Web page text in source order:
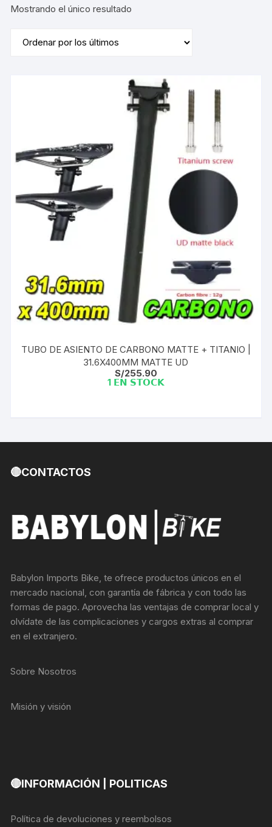
Mostrando el único resultado
TUBO DE ASIENTO DE CARBONO MATTE + TITANIO |
31.6X400MM MATTE UD
S/255.90
1 𝗘𝗡 𝗦𝗧𝗢𝗖𝗞
🔴CONTACTOS
Babylon Imports Bike, te ofrece productos únicos en el
mercado nacional, con garantía de fábrica y con todo las
formas de pago. Aprovecha las ventajas de comprar local y
olvídate de las complicaciones y cargos extras al comprar
en el extranjero.
Sobre Nosotros
Misión y visión
🔴INFORMACIÓN | POLITICAS
Política de devoluciones y reembolsos